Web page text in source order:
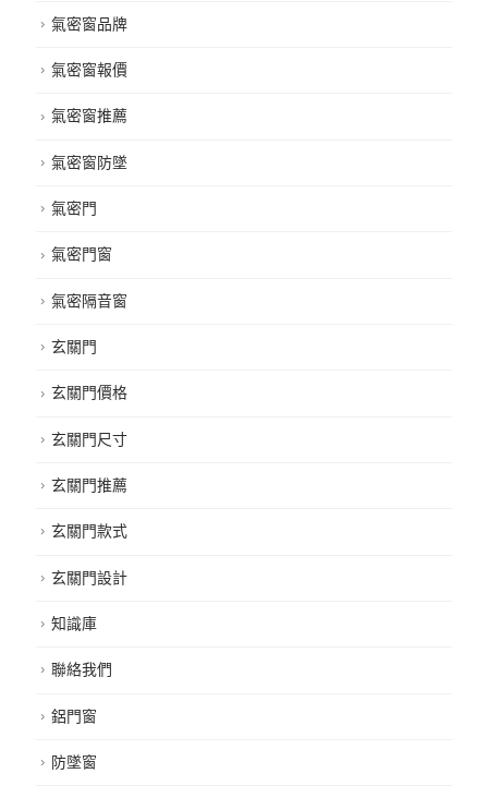
氣密窗品牌
氣密窗報價
氣密窗推薦
氣密窗防墜
氣密門
氣密門窗
氣密隔音窗
玄關門
玄關門價格
玄關門尺寸
玄關門推薦
玄關門款式
玄關門設計
知識庫
聯絡我們
鋁門窗
防墜窗